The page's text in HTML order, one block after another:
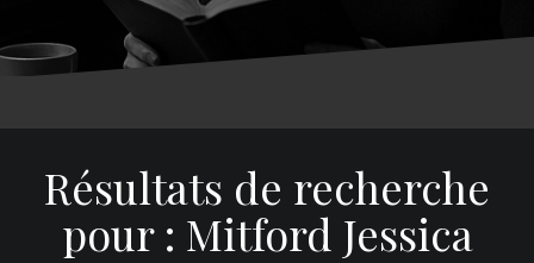
Résultats de recherche
pour : Mitford Jessica